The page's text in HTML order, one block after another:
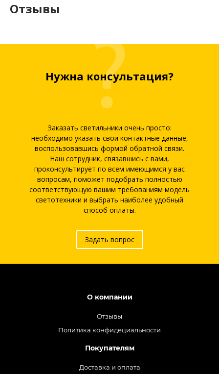
Отзывы
Нужна консультация?
Заказать светильники очень просто:
необходимо указать свои контактные данные,
воспользовавшись формой обратной связи.
Наш сотрудник, связавшись с вами,
проконсультирует по всем имеющимся у вас
вопросам, поможет подобрать полностью
соответствующую вашим требованиям модель
светотехники и выбрать наиболее удобный
способ оплаты.
Задать вопрос
О компании
Отзывы
Политика конфидециальности
Покупателям
Доставка и оплата